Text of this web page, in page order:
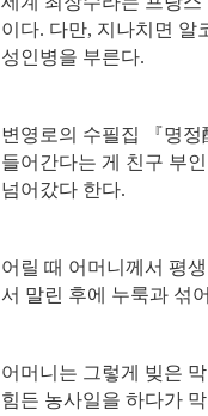
이다. 다만, 지나치면 알
성인병을 부른다.
변영로의 수필집 『명정
들어간다는 게 친구 부
넘어갔다 한다.
어릴 때 어머니께서 평
서 말린 후에 누룩과 섞
어머니는 그렇게 빚은
힘든 농사일을 하다가